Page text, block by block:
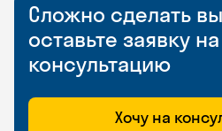
Сложно сделать
оставьте заявку
консультацию
Хочу на